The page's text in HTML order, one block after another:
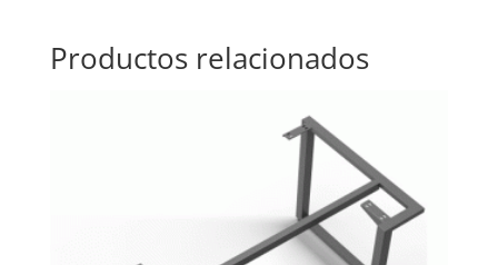
Productos relacionados